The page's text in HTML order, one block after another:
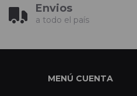
Envios
a todo el país
MENÚ CUENTA